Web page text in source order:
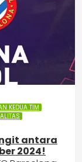
KEDUA TIM
antara
2024!